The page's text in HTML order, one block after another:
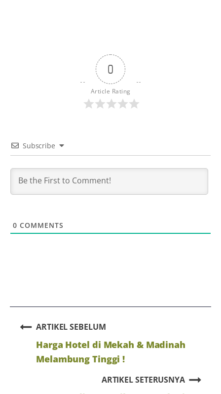
0
Article Rating
Subscribe
0 COMMENTS
ARTIKEL SEBELUM
Harga Hotel di Mekah & Madinah
Melambung Tinggi !
ARTIKEL SETERUSNYA